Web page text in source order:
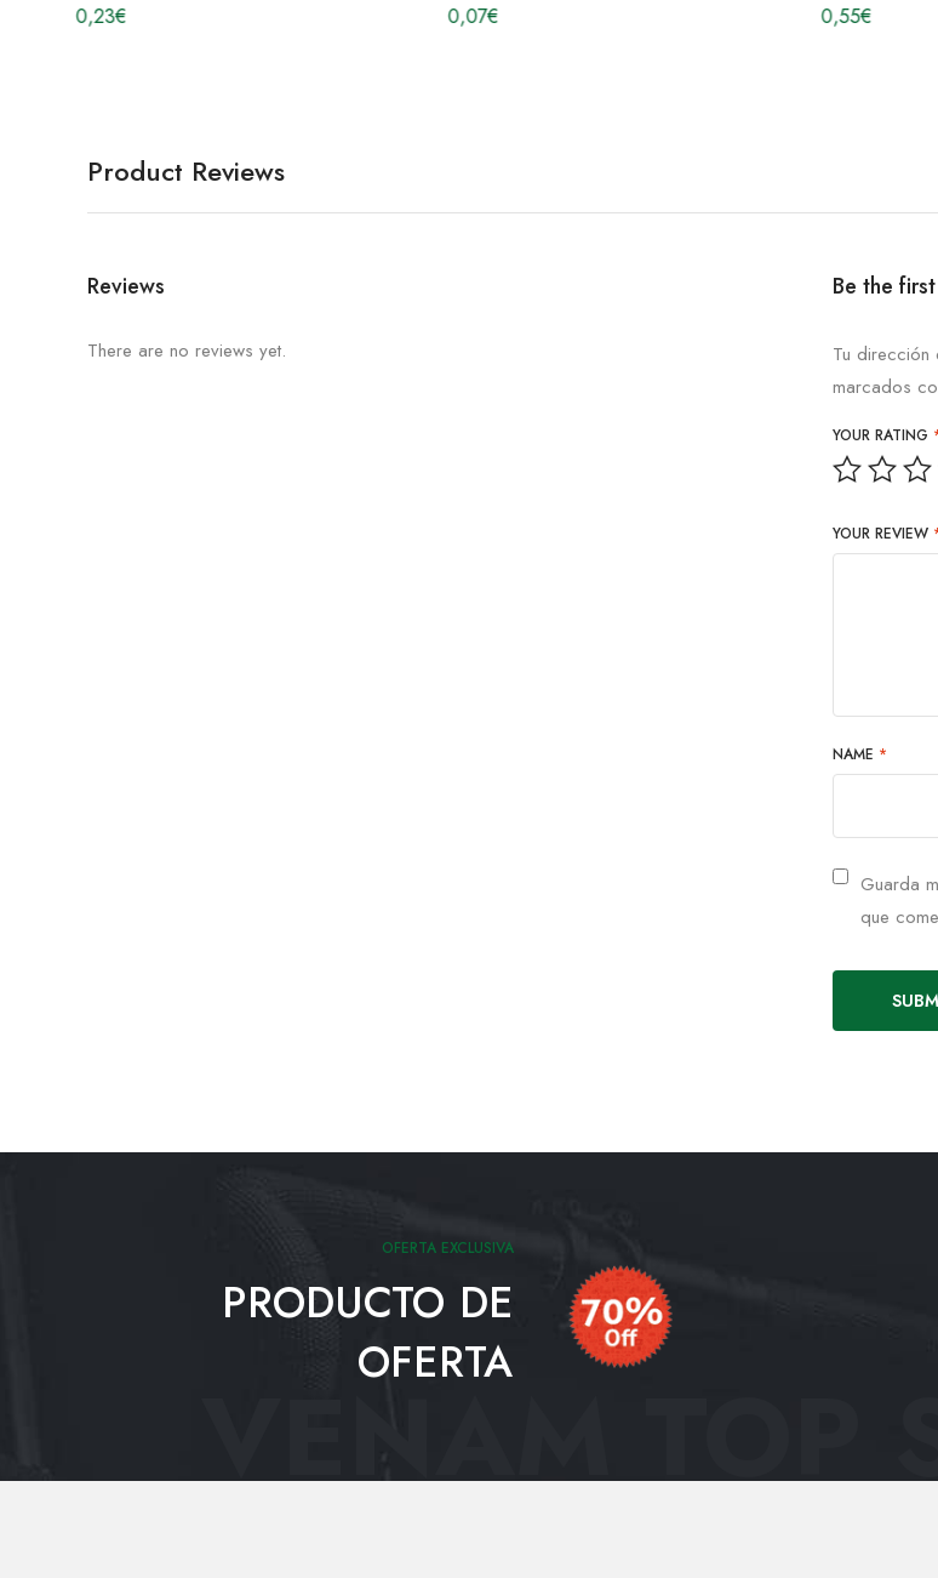
0,07 0,55
Product Reviews
Reviews
There are no reviews yet.
Be the
Tu
marcados
YOUR RATING
YOUR REVIEW
NAME *
Guarda
que
OFERTA EXCLUSIVA
PRODUCTO DE
OFERTA
VENAM TOP